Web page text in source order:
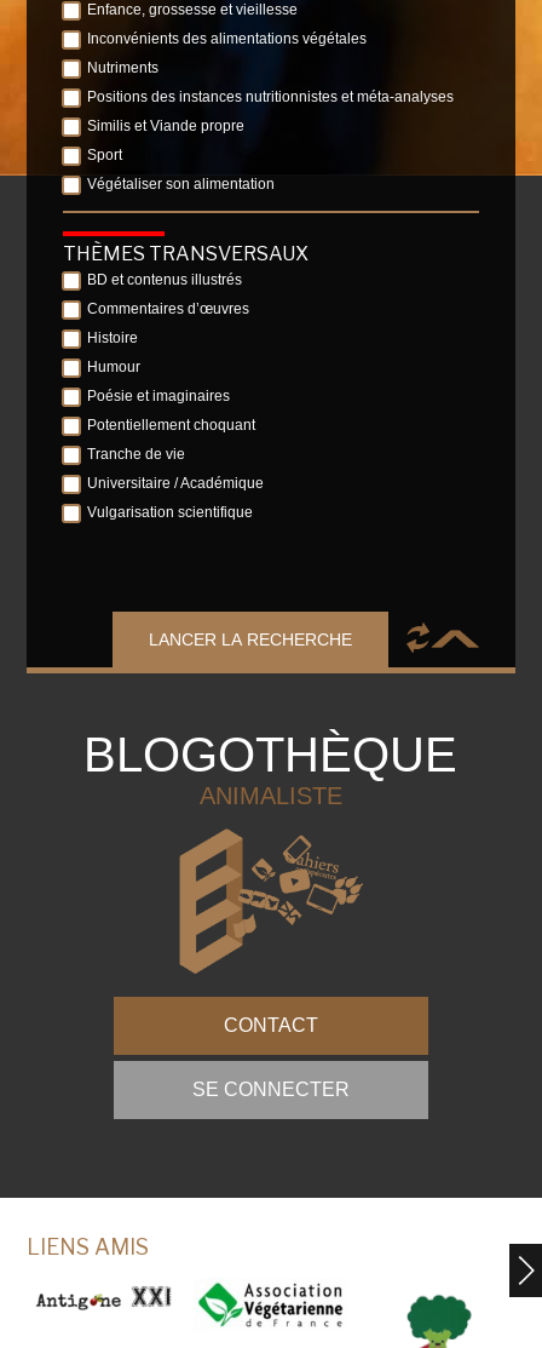
Enfance, grossesse et vieillesse
Inconvénients des alimentations végétales
Nutriments
Positions des instances nutritionnistes et méta-analyses
Similis et Viande propre
Sport
Végétaliser son alimentation
THÈMES TRANSVERSAUX
BD et contenus illustrés
Commentaires d’œuvres
Histoire
Humour
Poésie et imaginaires
Potentiellement choquant
Tranche de vie
Universitaire / Académique
Vulgarisation scientifique
LANCER LA RECHERCHE
BLOGOTHÈQUE
ANIMALISTE
CONTACT
SE CONNECTER
LIENS AMIS